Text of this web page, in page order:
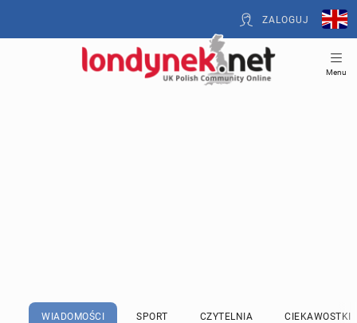
ZALOGUJ
Menu
WIADOMOŚCI SPORT CZYTELNIA CIEKAWOSTKI